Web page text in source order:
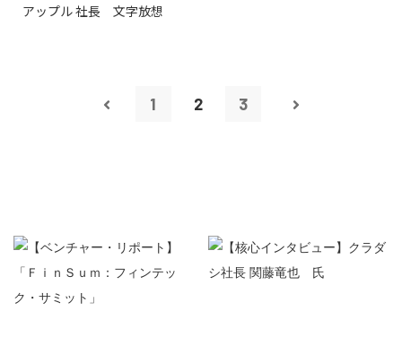
アップル 社長 文字放想
1 2 3